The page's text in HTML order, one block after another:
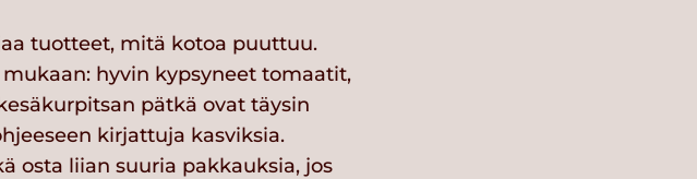
tuotteet, mitä kotoa puuttuu.
hyvin kypsyneet tomaatit,
pätkä ovat täysin
kirjattuja kasviksia.
osta liian suuria pakkauksia, jos